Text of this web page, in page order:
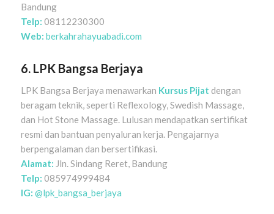
Bandung
Telp: 08112230300
Web: berkahrahayuabadi.com
6. LPK Bangsa Berjaya
LPK Bangsa Berjaya menawarkan Kursus Pijat dengan
beragam teknik, seperti Reflexology, Swedish Massage,
dan Hot Stone Massage. Lulusan mendapatkan sertifikat
resmi dan bantuan penyaluran kerja. Pengajarnya
berpengalaman dan bersertifikasi.
Alamat: Jln. Sindang Reret, Bandung
Telp: 085974999484
IG: @lpk_bangsa_berjaya